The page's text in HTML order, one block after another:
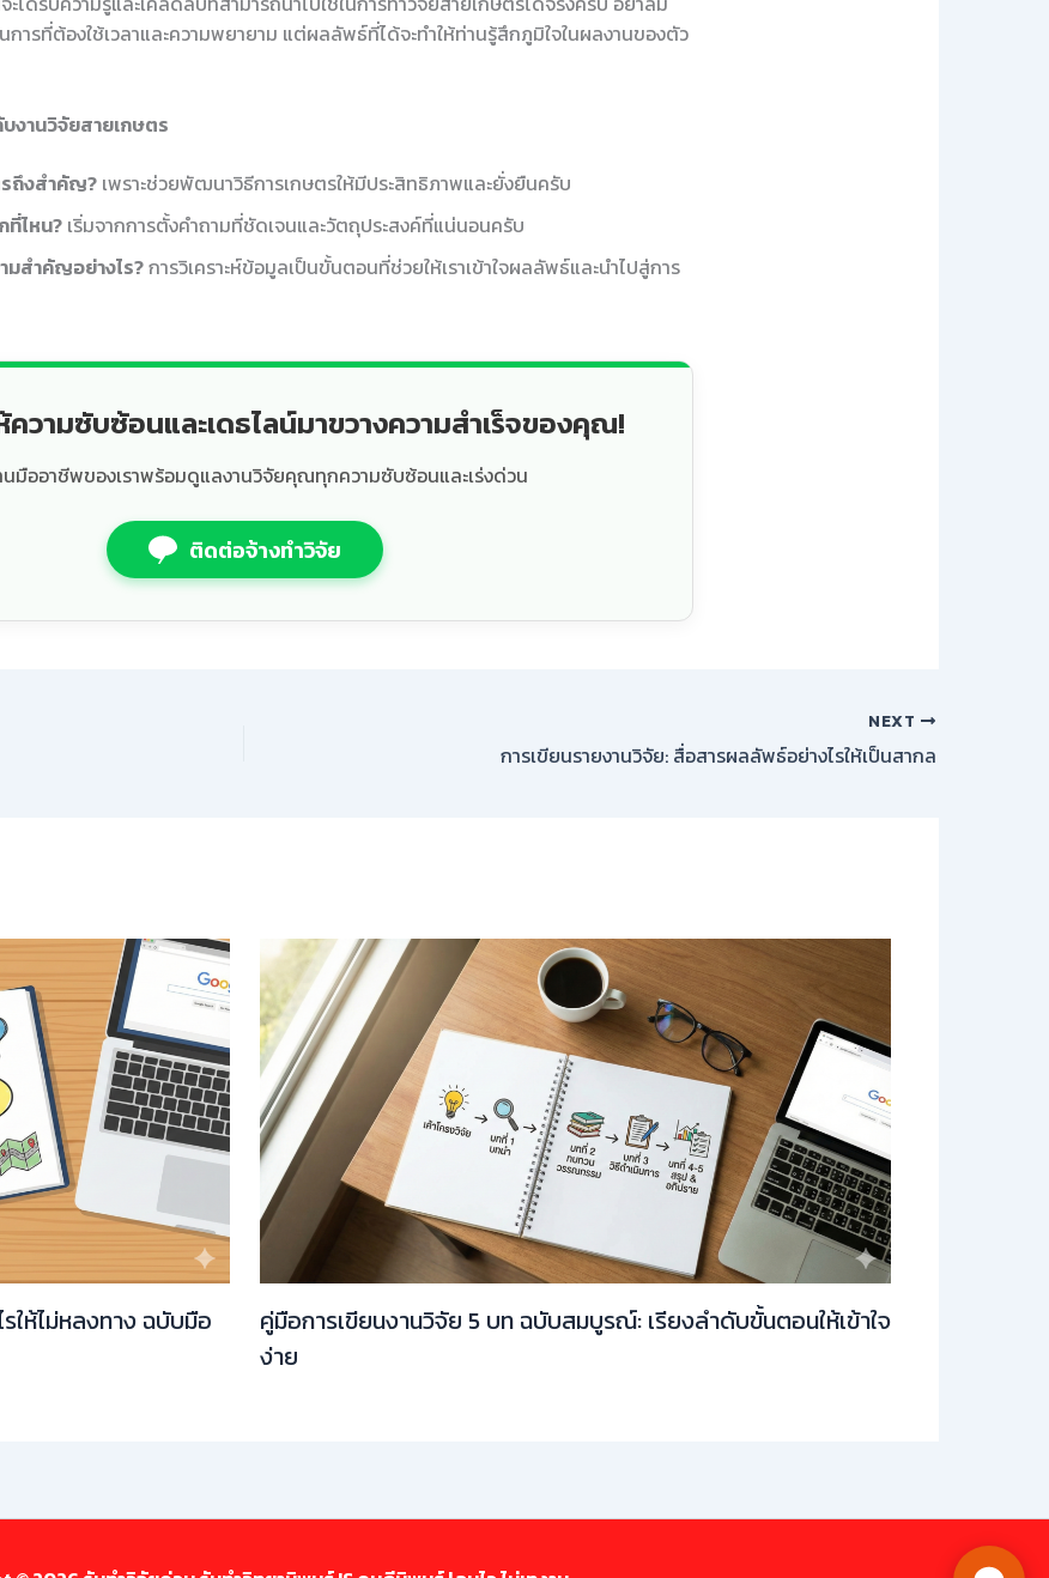
การที่ต้องใช้เวลาและความพยายาม แต่ผลลัพธ์ที่ได้จะทำให้ท่านรู้สึกภูมิใจในผลงานของตัว
งานวิจัยสายเกษตร
รถึงสำคัญ? เพราะช่วยพัฒนาวิธีการเกษตรให้มีประสิทธิภาพและยั่งยืนครับ
ที่ไหน? เริ่มจากการตั้งคำถามที่ชัดเจนและวัตถุประสงค์ที่แน่นอนครับ
มสำคัญอย่างไร?การวิเคราะห์ข้อมูลเป็นขั้นตอนที่ช่วยให้เราเข้าใจผลลัพธ์และนำไปสู่การ
วามซับซ้อนและเดธไลน์มาขวางความสำเร็จของคุณ!
นมืออาชีพของเราพร้อมดูแลงานวิจัยคุณทุกความซับซ้อนและเร่งด่วน
ติดต่อจ้างทำวิจัย
NEXT
การเขียนรายงานวิจัย: สื่อสารผลลัพธ์อย่างไรให้เป็นสากล
ให้ไม่หลงทาง ฉบับมือ
คู่มือการเขียนงานวิจัย 5 บท ฉบับสมบูรณ์: เรียงลำดับขั้นตอนให้เข้าใจ
ง่าย